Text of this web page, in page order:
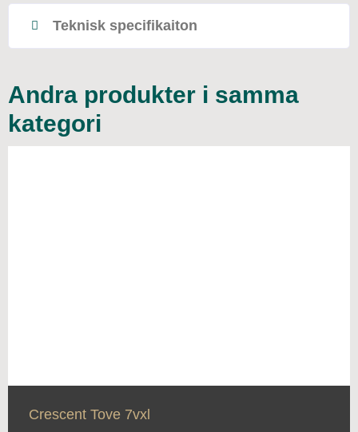
Teknisk specifikaiton
Andra produkter i samma
kategori
Crescent Tove 7vxl